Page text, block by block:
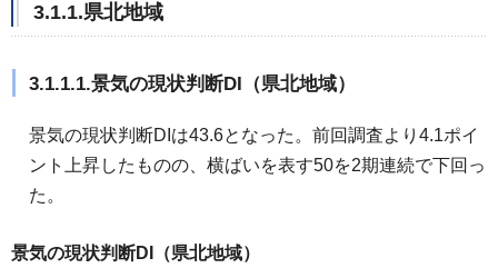
3.1.1.県北地域
3.1.1.1.景気の現状判断DI（県北地域）
景気の現状判断DIは43.6となった。前回調査より4.1ポイ
ント上昇したものの、横ばいを表す50を2期連続で下回っ
た。
景気の現状判断DI（県北地域）